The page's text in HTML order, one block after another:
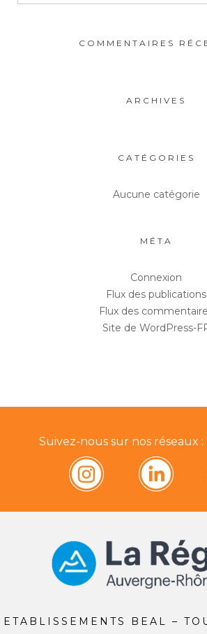
COMMENTAIRES
ARCHIVES
CATÉGORIES
Aucune catégorie
MÉTA
Connexion
Flux des publications
Flux des
Site de WordPress-
Suivez-nous sur nos réseaux :
ETABLISSEMENTS BEAL –